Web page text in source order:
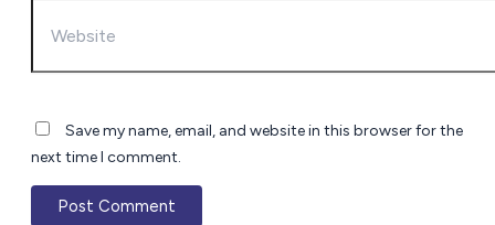
Save my name, email, and website in this browser for the
next time I comment.